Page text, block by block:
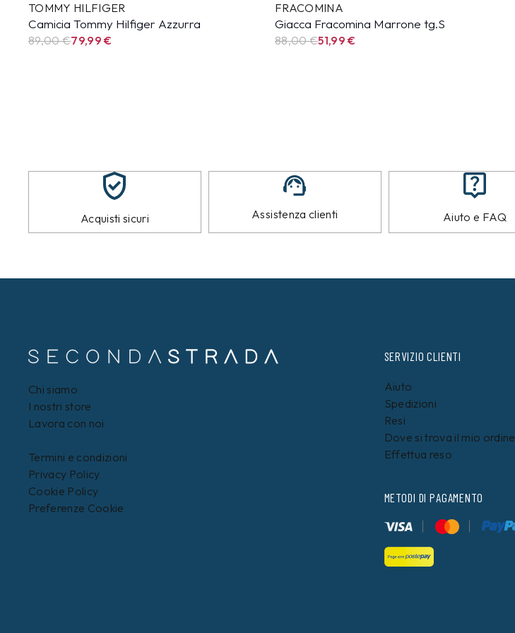
TOMMY HILFIGER
Camicia Tommy Hilfiger Azzurra
89,00 €79,99€
FRACOMINA
Giacca Fracomina Marrone tg.S
88,00 €51,99€
Acquisti sicuri Assistenza clienti Aiuto e FAQ
Chi siamo
I nostri store
Lavora con noi
Termini e condizioni
Privacy Policy
Cookie Policy
Preferenze Cookie
SERVIZIO CLIENTI
Aiuto
Spedizioni
Resi
Dove si trova il mio ordine
Effettua reso
METODI DI PAGAMENTO